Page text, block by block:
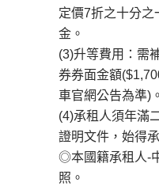
定價7折之十分之
金。
(3)升等費用：需
券券面金額
車官網公告為準)。
(4)承租人須年滿
證明文件，始得
◎本國籍承租人-
照。